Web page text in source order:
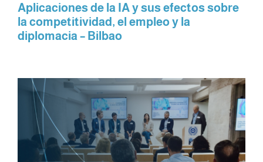
Aplicaciones de la IA y sus efectos sobre
la competitividad, el empleo y la
diplomacia – Bilbao